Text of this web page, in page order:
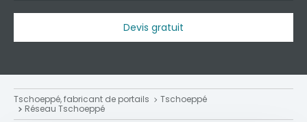
Devis gratuit
Tschoeppé, fabricant de portails
Tschoeppé
Réseau Tschoeppé